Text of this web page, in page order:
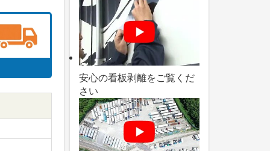
安心の看板剥離をご覧くだ
さい